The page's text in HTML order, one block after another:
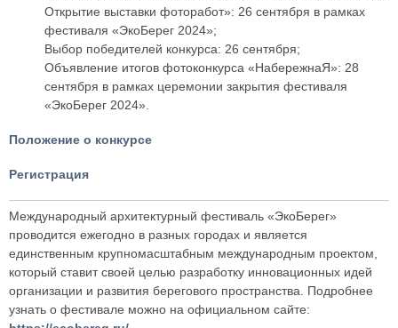
Открытие выставки фоторабот»: 26 сентября в рамках
фестиваля «ЭкоБерег 2024»;
Выбор победителей конкурса: 26 сентября;
Объявление итогов фотоконкурса «НабережнаЯ»: 28
сентября в рамках церемонии закрытия фестиваля
«ЭкоБерег 2024».
Положение о конкурсе
Регистрация
Международный архитектурный фестиваль «ЭкоБерег»
проводится ежегодно в разных городах и является
единственным крупномасштабным международным проектом,
который ставит своей целью разработку инновационных идей
организации и развития берегового пространства. Подробнее
узнать о фестивале можно на официальном сайте: